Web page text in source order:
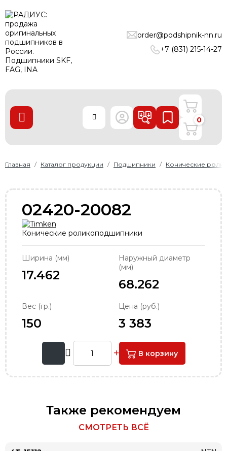
order@podshipnik-nn.ru
+7 (831) 215-14-27
ПОДШИПНИКИ
ЛИНЕЙНЫЕ ТЕХНОЛОГИИ
РЕМНИ
О нас
Доставка и оплата
+7 (831) 215-14-27
order@podshipnik-nn.ru
0
Главная Каталог продукции Подшипники Конические
02420-20082
Конические роликоподшипники
Ширина (мм)
17.462
Наружный диаметр
(мм)
68.262
Вес (гр.)
150
Цена (руб.)
3 383
В корзину
Также рекомендуем
СМОТРЕТЬ ВСЁ